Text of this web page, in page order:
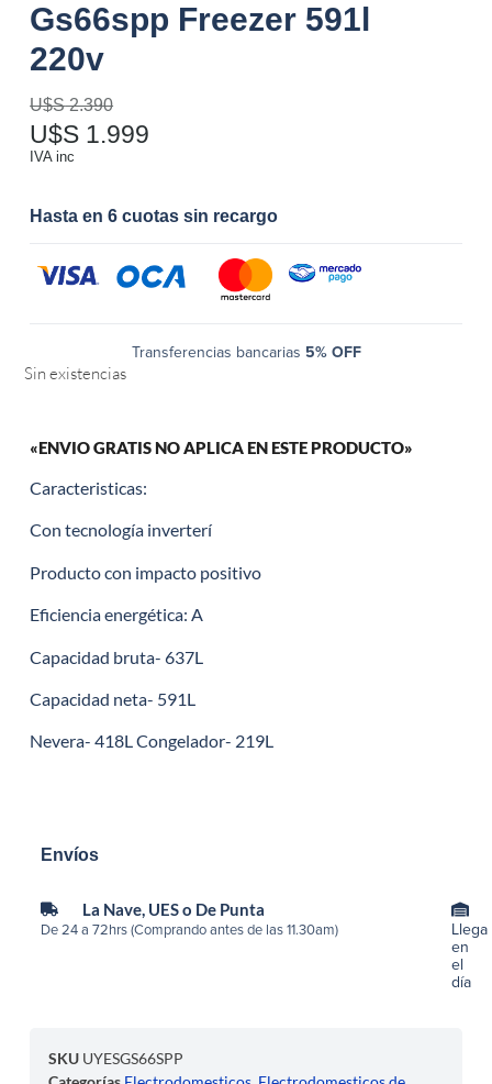
Gs66spp Freezer 591l
220v
U$S2.390
U$S 1.999
IVA inc
Hasta en 6 cuotas sin recargo
Transferencias bancarias 5% OFF
Sin existencias
«ENVIO GRATIS NO APLICA EN ESTE PRODUCTO»
Caracteristicas:
Con tecnología inverterí
Producto con impacto positivo
Eficiencia energética: A
Capacidad bruta- 637L
Capacidad neta- 591L
Nevera- 418L Congelador- 219L
Envíos
La Nave, UES o De Punta
De 24 a 72hrs (Comprando antes de las 11.30am)
Llega
en
el
día
SKU UYESGS66SPP